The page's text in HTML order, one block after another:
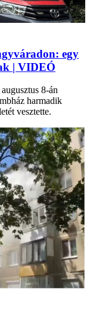
egy
| VIDEÓ
8-án
harmadik
vesztette.